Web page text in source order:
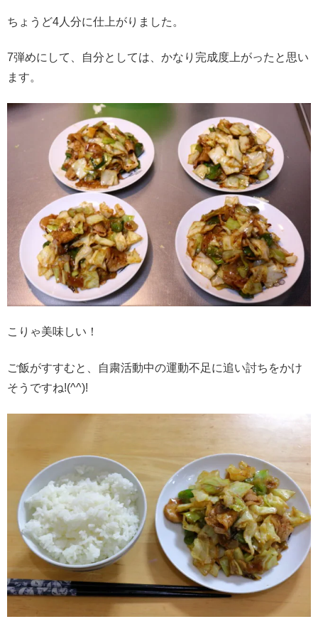
ちょうど4人分に仕上がりました。
7弾めにして、自分としては、かなり完成度上がったと思い
ます。
こりゃ美味しい！
ご飯がすすむと、自粛活動中の運動不足に追い討ちをかけ
そうですね!(^^)!